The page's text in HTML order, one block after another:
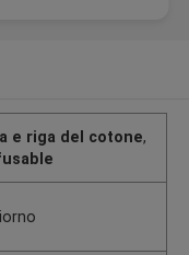
e riga del cotone,